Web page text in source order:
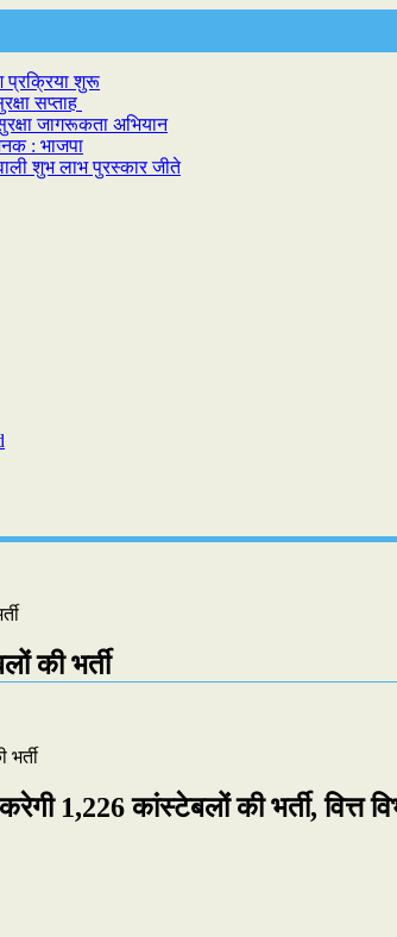
प्रक्रिया शुरू
सप्ताह
जागरूकता अभियान
: भाजपा
शुभ लाभ पुरस्कार जीते
की भर्ती
1,226 कांस्टेबलों की भर्ती, वित्त